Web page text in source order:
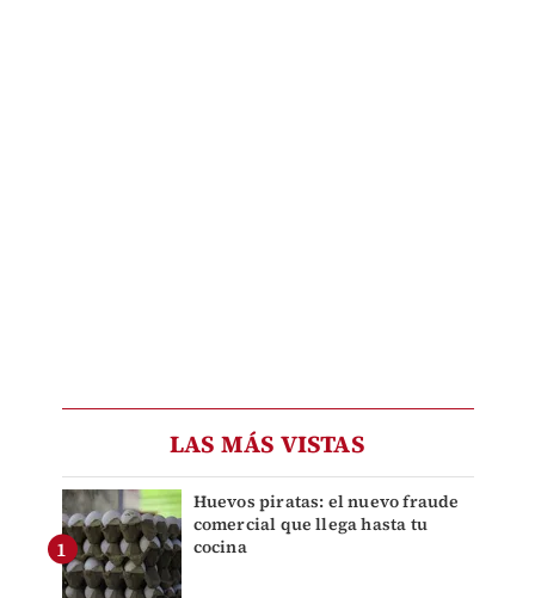
LAS MÁS VISTAS
Huevos piratas: el nuevo fraude
comercial que llega hasta tu
cocina